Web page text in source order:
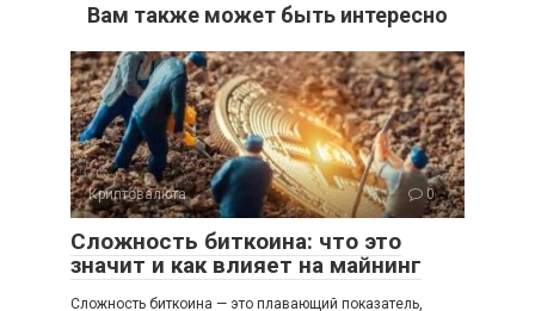
Вам также может быть интересно
Криптовалюта 0
Сложность биткоина: что это
значит и как влияет на майнинг
Сложность биткоина — это плавающий показатель,